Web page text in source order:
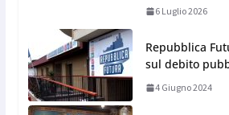
6 Luglio 2026
Repubblica
sul debito
4 Giugno 2024